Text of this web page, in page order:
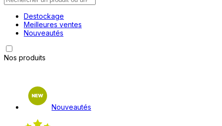
Destockage
Meilleures ventes
Nouveautés
Nos produits
Nouveautés